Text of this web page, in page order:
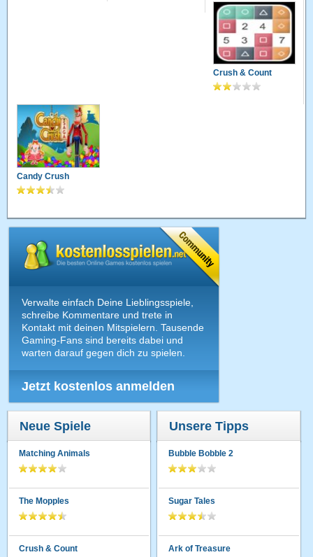
09.08.2010 · 18:38 Uhr
das macht ja richtig süchtig jajajaaaaaaaaaaaaaa
24.06.2010 · 22:09 Uhr
mausbaer
so richtig knuddelig............................... .........................
Crush & Count
Candy Crush
Verwalte einfach Deine Lieblingsspiele,
schreibe Kommentare und trete in
Kontakt mit deinen Mitspielern. Tausende
Gaming-Fans sind bereits dabei und
warten darauf gegen dich zu spielen.
Jetzt kostenlos anmelden
Neue Spiele
Matching Animals
The Mopples
Crush & Count
Unsere Tipps
Bubble Bobble 2
Sugar Tales
Ark of Treasure